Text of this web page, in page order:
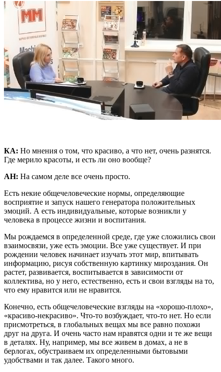
КА: Но мнения о том, что красиво, а что нет, очень разнятся.
Где мерило красоты, и есть ли оно вообще?
АН: На самом деле все очень просто.
Есть некие общечеловеческие нормы, определяющие
восприятие и запуск нашего генератора положительных
эмоций. А есть индивидуальные, которые возникли у
человека в процессе жизни и воспитания.
Мы рождаемся в определенной среде, где уже сложились свои
взаимосвязи, уже есть эмоции. Все уже существует. И при
рождении человек начинает изучать этот мир, впитывать
информацию, рисуя собственную картинку мироздания. Он
растет, развивается, воспитывается в зависимости от
коллектива, но у него, естественно, есть и свои взгляды на то,
что ему нравится или не нравится.
Конечно, есть общечеловеческие взгляды на «хорошо-плохо»,
«красиво-некрасиво». Что-то возбуждает, что-то нет. Но если
присмотреться, в глобальных вещах мы все равно похожи
друг на друга. И очень часто нам нравятся одни и те же вещи
в деталях. Ну, например, мы все живем в домах, а не в
берлогах, обустраиваем их определенными бытовыми
удобствами и так далее. Такого много.